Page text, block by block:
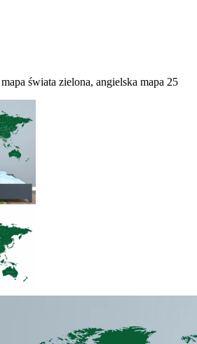
świata zielona, angielska mapa 25